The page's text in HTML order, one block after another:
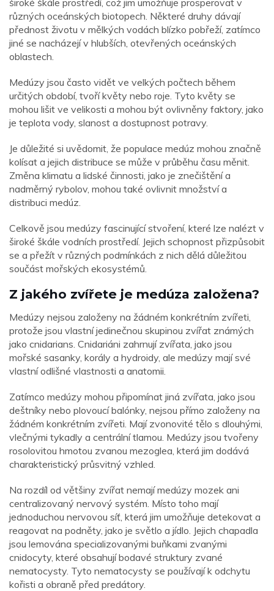
různých oceánských biotopech. Některé druhy dávají
přednost životu v mělkých vodách blízko pobřeží, zatímco
jiné se nacházejí v hlubších, otevřených oceánských
oblastech.
Medúzy jsou často vidět ve velkých počtech během
určitých období, tvoří květy nebo roje. Tyto květy se
mohou lišit ve velikosti a mohou být ovlivněny faktory, jako
je teplota vody, slanost a dostupnost potravy.
Je důležité si uvědomit, že populace medúz mohou značně
kolísat a jejich distribuce se může v průběhu času měnit.
Změna klimatu a lidské činnosti, jako je znečištění a
nadměrný rybolov, mohou také ovlivnit množství a
distribuci medúz.
Celkově jsou medúzy fascinující stvoření, které lze nalézt v
široké škále vodních prostředí. Jejich schopnost přizpůsobit
se a přežít v různých podmínkách z nich dělá důležitou
součást mořských ekosystémů.
Z jakého zvířete je medúza založena?
Medúzy nejsou založeny na žádném konkrétním zvířeti,
protože jsou vlastní jedinečnou skupinou zvířat známých
jako cnidarians. Cnidariáni zahrnují zvířata, jako jsou
mořské sasanky, korály a hydroidy, ale medúzy mají své
vlastní odlišné vlastnosti a anatomii.
Zatímco medúzy mohou připomínat jiná zvířata, jako jsou
deštníky nebo plovoucí balónky, nejsou přímo založeny na
žádném konkrétním zvířeti. Mají zvonovité tělo s dlouhými,
vlečnými tykadly a centrální tlamou. Medúzy jsou tvořeny
rosolovitou hmotou zvanou mezoglea, která jim dodává
charakteristický průsvitný vzhled.
Na rozdíl od většiny zvířat nemají medúzy mozek ani
centralizovaný nervový systém. Místo toho mají
jednoduchou nervovou síť, která jim umožňuje detekovat a
reagovat na podněty, jako je světlo a jídlo. Jejich chapadla
jsou lemována specializovanými buňkami zvanými
cnidocyty, které obsahují bodavé struktury zvané
nematocysty. Tyto nematocysty se používají k odchytu
kořisti a obraně před predátory.